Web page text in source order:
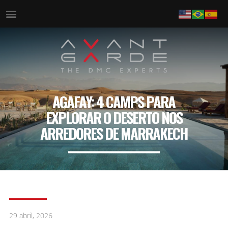
AGAFAY: 4 CAMPS PARA
EXPLORAR O DESERTO NOS
ARREDORES DE MARRAKECH
29 abril, 2026